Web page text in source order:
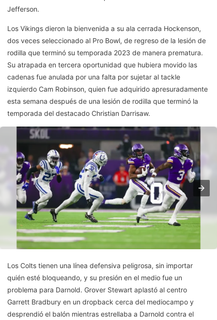
Jefferson.
Los Vikings dieron la bienvenida a su ala cerrada Hockenson,
dos veces seleccionado al Pro Bowl, de regreso de la lesión de
rodilla que terminó su temporada 2023 de manera prematura.
Su atrapada en tercera oportunidad que hubiera movido las
cadenas fue anulada por una falta por sujetar al tackle
izquierdo Cam Robinson, quien fue adquirido apresuradamente
esta semana después de una lesión de rodilla que terminó la
temporada del destacado Christian Darrisaw.
Los Colts tienen una línea defensiva peligrosa, sin importar
quién esté bloqueando, y su presión en el medio fue un
problema para Darnold. Grover Stewart aplastó al centro
Garrett Bradbury en un dropback cerca del mediocampo y
desprendió el balón mientras estrellaba a Darnold contra el